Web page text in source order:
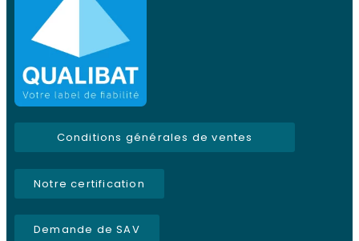
Conditions générales de ventes
Notre certification
Demande de SAV